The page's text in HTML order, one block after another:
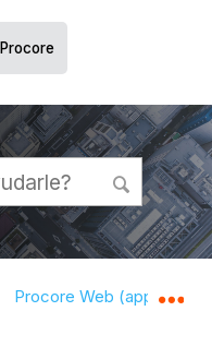
jerarquía global
Procore Web